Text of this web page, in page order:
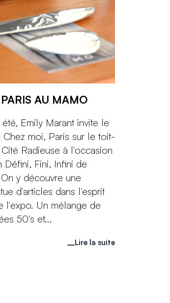
AU MAMO
Emily Marant invite le
moi, Paris sur le toit-
Radieuse à l'occasion
Défini, Fini, Infini de
y découvre une
d'articles dans l'esprit
l'expo. Un mélange de
50's et...
Lire la suite